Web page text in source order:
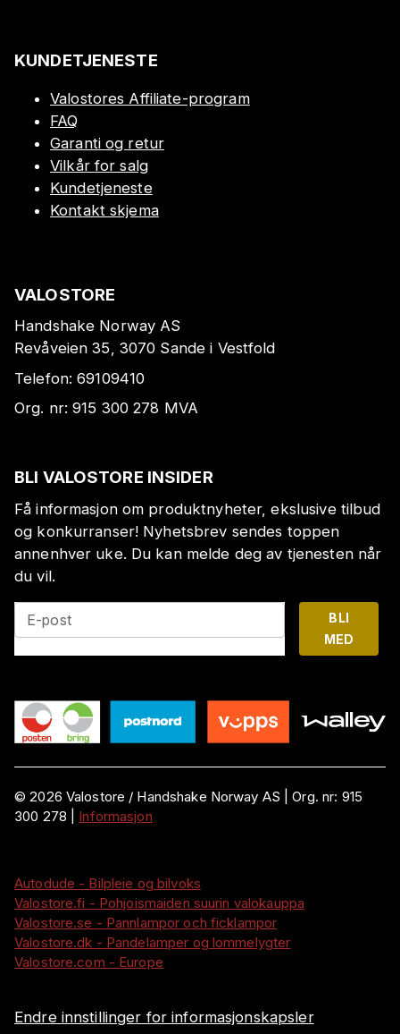
KUNDETJENESTE
Valostores Affiliate-program
FAQ
Garanti og retur
Vilkår for salg
Kundetjeneste
Kontakt skjema
VALOSTORE
Handshake Norway AS
Revåveien 35, 3070 Sande i Vestfold
Telefon:69109410
Org. nr:915 300 278 MVA
BLI VALOSTORE INSIDER
Få informasjon om produktnyheter, ekslusive tilbud
og konkurranser! Nyhetsbrev sendes toppen
annenhver uke. Du kan melde deg av tjenesten når
du vil.
E-post
BLI
MED
©2026 Valostore / Handshake Norway AS |Org. nr: 915
300 278
Informasjon
Autodude - Bilpleie og bilvoks
Valostore.fi - Pohjoismaiden suurin valokauppa
Valostore.se - Pannlampor och ficklampor
Valostore.dk - Pandelamper og lommelygter
Valostore.com - Europe
Endre innstillinger for informasjonskapsler